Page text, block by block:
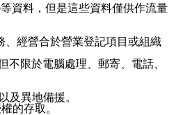
資料，但是這些資料僅供作流量
、經營合於營業登記項目或組織
限於電腦處理、郵寄、電話、
及異地備援。
的存取。